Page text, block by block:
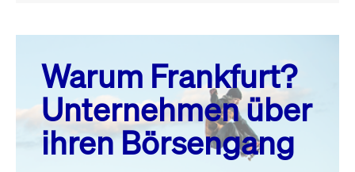
August 26
MO. DI. MI. DO. FR. SA. SO.
1
2
3
4 5 6 7 8
Warum Frankfurt?
Unternehmen über
ihren Börsengang